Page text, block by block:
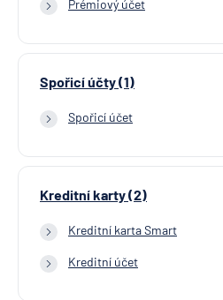
Prémiový účet
Spořicí účty (1)
Spořicí účet
Kreditní karty (2)
Kreditní karta Smart
Kreditní účet